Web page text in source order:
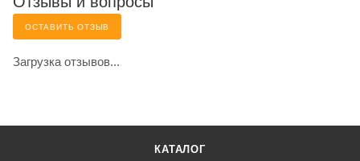
ОСТАВИТЬ ОТЗЫВ
Загрузка отзывов...
КАТАЛОГ